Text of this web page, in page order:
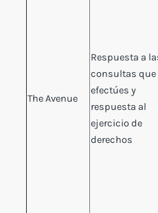
The Avenue
Respuesta a
consultas que
efectúes y
respuesta al
ejercicio de
derechos